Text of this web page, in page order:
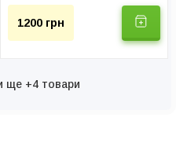
1200 грн
ще +4 товари